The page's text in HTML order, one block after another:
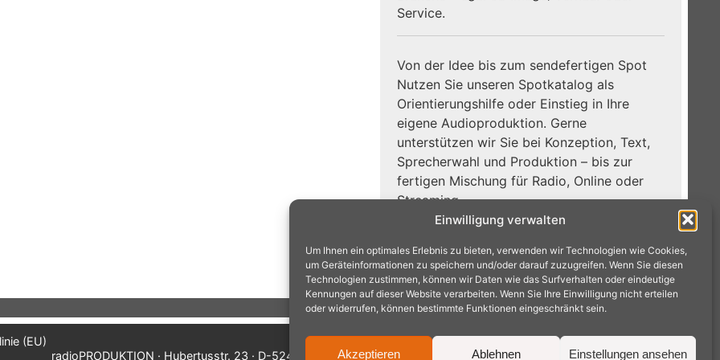
Einwilligung verwalten
Um Ihnen ein optimales Erlebnis zu bieten, verwenden wir Technologien wie Cookies,
um Geräteinformationen zu speichern und/oder darauf zuzugreifen. Wenn Sie diesen
Technologien zustimmen, können wir Daten wie das Surfverhalten oder eindeutige
Kennungen auf dieser Website verarbeiten. Wenn Sie Ihre Einwilligung nicht erteilen
oder widerrufen, können bestimmte Funktionen eingeschränkt sein.
Akzeptieren Ablehnen Einstellungen ansehen
Service.
Von der Idee bis zum sendefertigen Spot
Nutzen Sie unseren Spotkatalog als
Orientierungshilfe oder Einstieg in Ihre
eigene Audioproduktion. Gerne
unterstützen wir Sie bei Konzeption, Text,
Sprecherwahl und Produktion – bis zur
fertigen Mischung für Radio, Online oder
Streaming.
Spotkatalog →
(EU)
radioPRODUKTION · Hubertusstr. 23 · D-52477 Alsdorf/Aachen · Tel.: 02404 9575240 ·
mail@radioproduktion.de